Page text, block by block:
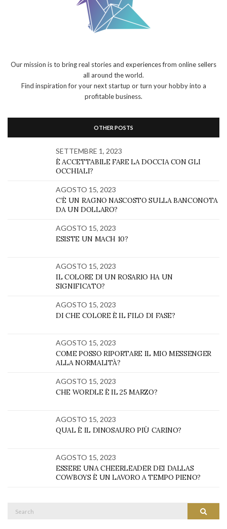
Our mission is to bring real stories and experiences from online sellers
all around the world.
Find inspiration for your next startup or turn your hobby into a
profitable business.
OTHER POSTS
SETTEMBRE 1, 2023
È ACCETTABILE FARE LA DOCCIA CON GLI
OCCHIALI?
AGOSTO 15, 2023
C’È UN RAGNO NASCOSTO SULLA BANCONOTA
DA UN DOLLARO?
AGOSTO 15, 2023
ESISTE UN MACH 10?
AGOSTO 15, 2023
IL COLORE DI UN ROSARIO HA UN
SIGNIFICATO?
AGOSTO 15, 2023
DI CHE COLORE È IL FILO DI FASE?
AGOSTO 15, 2023
COME POSSO RIPORTARE IL MIO MESSENGER
ALLA NORMALITÀ?
AGOSTO 15, 2023
CHE WORDLE È IL 25 MARZO?
AGOSTO 15, 2023
QUAL È IL DINOSAURO PIÙ CARINO?
AGOSTO 15, 2023
ESSERE UNA CHEERLEADER DEI DALLAS
COWBOYS È UN LAVORO A TEMPO PIENO?